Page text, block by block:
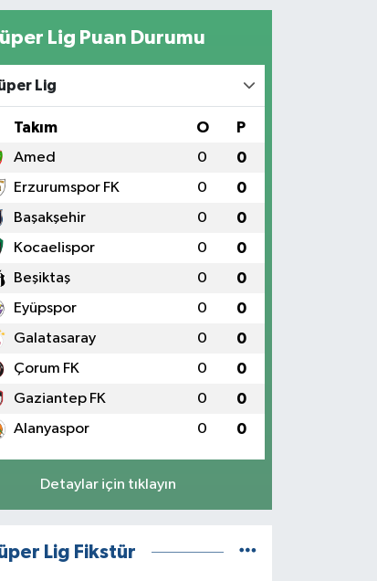
Lig Puan Durumu
Lig
Takım O P
Amed 0 0
Erzurumspor FK 0 0
Başakşehir 0 0
Kocaelispor 0 0
Beşiktaş 0 0
Eyüpspor 0 0
Galatasaray 0 0
Çorum FK 0 0
Gaziantep FK 0 0
Alanyaspor 0 0
Detaylar için tıklayın
Lig Fikstür